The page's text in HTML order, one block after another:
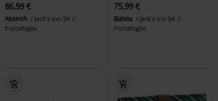
86,99 €
Absinth
Jack's Inn 54
Portafoglio
75,99 €
Batida
Jack's Inn 54
Portafoglio